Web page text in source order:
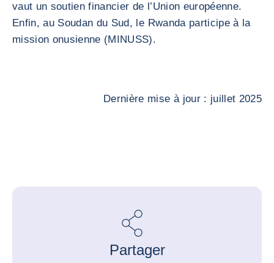
vaut un soutien financier de l’Union européenne.
Enfin, au Soudan du Sud, le Rwanda participe à la
mission onusienne (MINUSS).
Dernière mise à jour : juillet 2025
Partager